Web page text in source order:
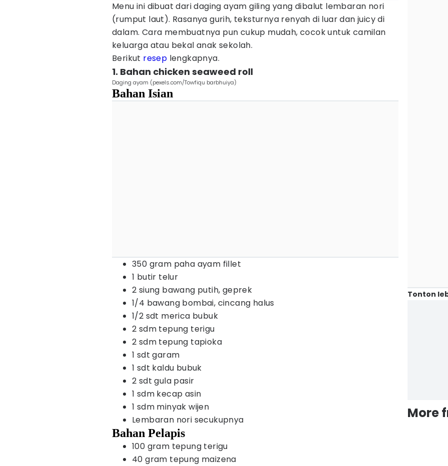
Menu ini dibuat dari daging ayam giling yang dibalut lembaran nori
(rumput laut). Rasanya gurih, teksturnya renyah di luar dan juicy di
dalam. Cara membuatnya pun cukup mudah, cocok untuk camilan
keluarga atau bekal anak sekolah.
Berikut resep lengkapnya.
1. Bahan chicken seaweed roll
Daging ayam (pexels.com/Towfiqu barbhuiya)
Bahan Isian
350 gram paha ayam fillet
1 butir telur
2 siung bawang putih, geprek
1/4 bawang bombai, cincang halus
1/2 sdt merica bubuk
2 sdm tepung terigu
2 sdm tepung tapioka
1 sdt garam
1 sdt kaldu bubuk
2 sdt gula pasir
1 sdm kecap asin
1 sdm minyak wijen
Lembaran nori secukupnya
Bahan Pelapis
100 gram tepung terigu
40 gram tepung maizena
Tonton
More